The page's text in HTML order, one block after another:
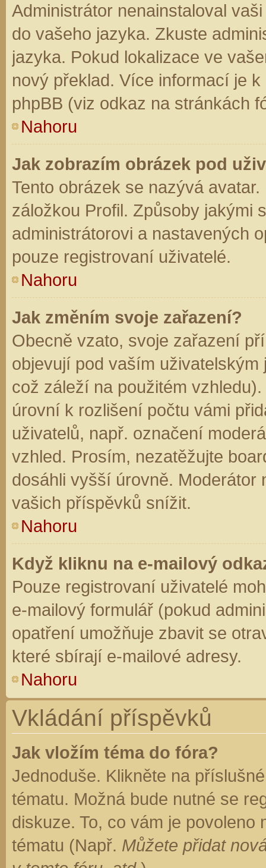
Administrátor nenainstaloval
do vašeho jazyka. Zkuste
jazyka. Pokud lokalizace ve
nový překlad. Více informací je
phpBB (viz odkaz na stránkách
Nahoru
Jak zobrazím obrázek pod
Tento obrázek se nazývá
záložkou Profil. Způsoby jakými
administrátorovi a nastavených
pouze registrovaní uživatelé.
Nahoru
Jak změním svoje zařazení?
Obecně vzato, svoje zařazení
objevují pod vaším
což záleží na použitém
úrovní k rozlišení počtu vámi
uživatelů, např. označení
vzhled. Prosím, nezatěžujte
dosáhli vyšší úrovně. Moderátor
vašich příspěvků snížit.
Nahoru
Když kliknu na e-mailový
Pouze registrovaní uživatelé
e-mailový formulář (pokud
opatření umožňuje zbavit se
které sbírají e-mailové adresy.
Nahoru
Vkládání příspěvků
Jak vložím téma do fóra?
Jednoduše. Klikněte na
tématu. Možná bude nutné se
diskuze. To, co vám je
tématu (Např. Můžete přidat